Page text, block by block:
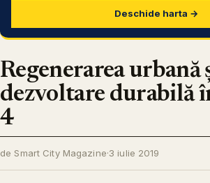
Deschide harta →
Regenerarea urbană
dezvoltare durabilă
4
de Smart City Magazine·3 iulie 2019